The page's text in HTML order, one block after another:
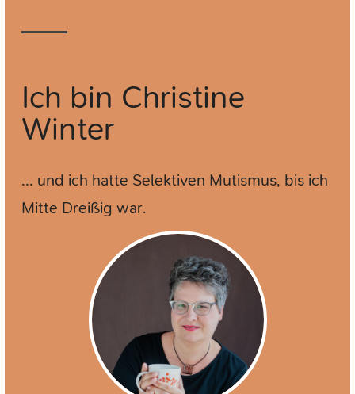
Ich bin Christine
Winter
... und ich hatte Selektiven Mutismus, bis ich
Mitte Dreißig war.